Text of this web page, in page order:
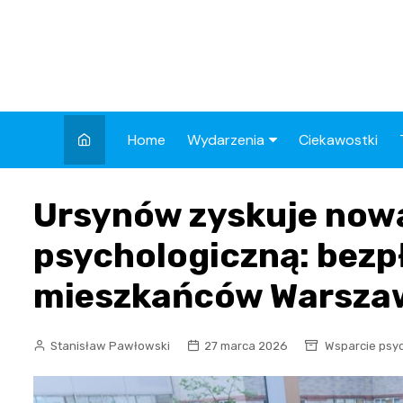
Home Wydarzenia
Wypadek
Drogi
Aktualności
Ciekawostki
Ursynów zyskuje
psychologiczną:
mieszkańców
Stanisław Pawłowski 27 marca 2026 Wsparcie